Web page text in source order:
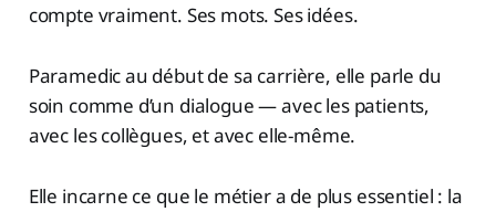
compte vraiment. Ses mots. Ses idées.
Paramedic au début de sa carrière, elle parle du
soin comme d’un dialogue — avec les patients,
avec les collègues, et avec elle-même.
Elle incarne ce que le métier a de plus essentiel : la